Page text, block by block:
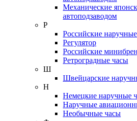
Механические
автоподзаводом
Р
Российские
Регулятор
Российские
Ретроградные часы
Ш
Швейцарские
Н
Немецкие наручные
Наручные
Необычные часы